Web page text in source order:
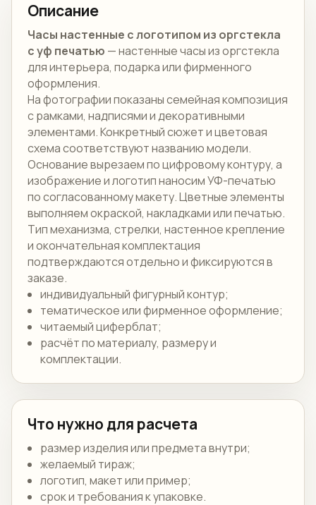
Описание
Часы настенные с логотипом из оргстекла
с уф печатью — настенные часы из оргстекла
для интерьера, подарка или фирменного
оформления.
На фотографии показаны семейная композиция
с рамками, надписями и декоративными
элементами. Конкретный сюжет и цветовая
схема соответствуют названию модели.
Основание вырезаем по цифровому контуру, а
изображение и логотип наносим УФ-печатью
по согласованному макету. Цветные элементы
выполняем окраской, накладками или печатью.
Тип механизма, стрелки, настенное крепление
и окончательная комплектация
подтверждаются отдельно и фиксируются в
заказе.
индивидуальный фигурный контур;
тематическое или фирменное оформление;
читаемый циферблат;
расчёт по материалу, размеру и
комплектации.
Что нужно для расчета
размер изделия или предмета внутри;
желаемый тираж;
логотип, макет или пример;
срок и требования к упаковке.